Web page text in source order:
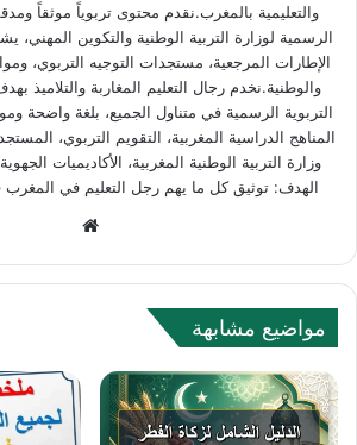
والتعليمية بالمغرب.نقدم محتوى تربوياً موثقاً
الرسمية لوزارة التربية الوطنية والتكوين المهني،
الإطارات المرجعية، مستجدات التوجيه التربوي،
والوطنية.نخدم رجال التعليم المغاربة والتلاميذ
التربوية الرسمية في متناول الجميع، بلغة واضحة
المناهج الدراسية المغربية، التقويم التربوي،
وزارة التربية الوطنية المغربية، الأكاديميات
الهدف: توثيق كل ما يهم رجل التعليم في
b
e
مواضيع مشابهة